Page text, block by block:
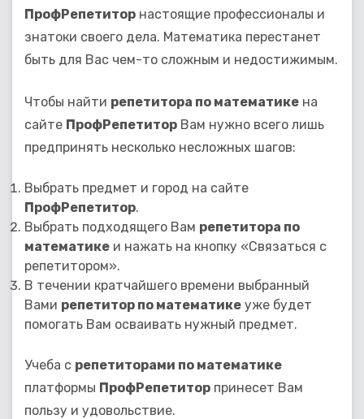
ПрофРепетитор настоящие профессионалы и
знатоки своего дела. Математика перестанет
быть для Вас чем-то сложным и недостижимым.
Чтобы найти репетитора по математике на
сайте ПрофРепетитор Вам нужно всего лишь
предпринять несколько несложных шагов:
Выбрать предмет и город на сайте
ПрофРепетитор.
Выбрать подходящего Вам репетитора по
математике и нажать на кнопку «Связаться с
репетитором».
В течении кратчайшего времени выбранный
Вами репетитор по математике уже будет
помогать Вам осваивать нужный предмет.
Учеба с репетиторами по математике
платформы ПрофРепетитор принесет Вам
пользу и удовольствие.